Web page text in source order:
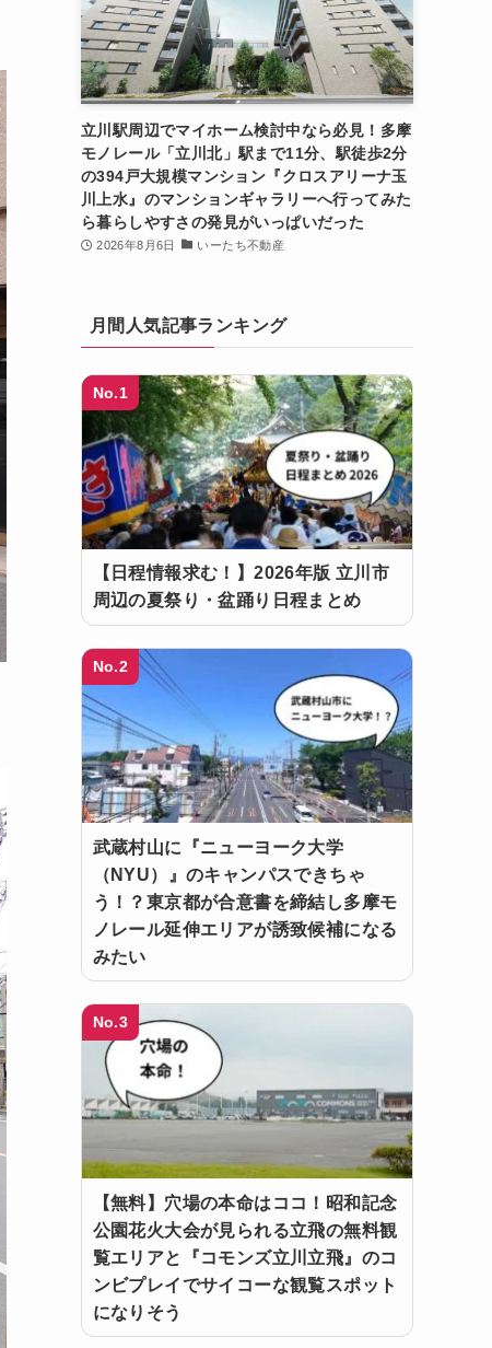
立川駅周辺でマイホーム検討中なら必見！多摩
モノレール「立川北」駅まで11分、駅徒歩2分
の394戸大規模マンション『クロスアリーナ玉
川上水』のマンションギャラリーへ行ってみた
ら暮らしやすさの発見がいっぱいだった
2026年8月6日 いーたち不動産
月間人気記事ランキング
No.1
【日程情報求む！】2026年版 立川市
周辺の夏祭り・盆踊り日程まとめ
No.2
武蔵村山に『ニューヨーク大学
（NYU）』のキャンパスできちゃ
う！？東京都が合意書を締結し多摩モ
ノレール延伸エリアが誘致候補になる
みたい
No.3
【無料】穴場の本命はココ！昭和記念
公園花火大会が見られる立飛の無料観
覧エリアと『コモンズ立川立飛』のコ
ンビプレイでサイコーな観覧スポット
になりそう